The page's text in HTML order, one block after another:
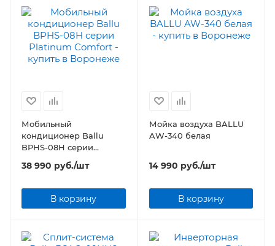
Мобильный
кондиционер Ballu
BPHS-08H серии
Platinum Comfort
38 990 руб./шт
В корзину
Мойка воздуха BALLU
AW-340 белая
14 990 руб./шт
В корзину